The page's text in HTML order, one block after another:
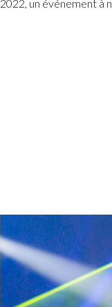
2022, un événement à